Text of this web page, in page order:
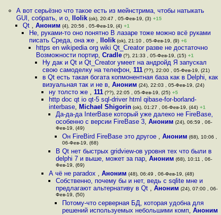
А вот серьёзно что такое есть из мейнстрима, чтобы натыкать
GUI, собрать, и о, llolik(ok), 20:47 , 05-Фев-19, (3) +15
Qt , Аноним (4), 20:56 , 05-Фев-19, (4) +1
Не, руками-то оно понятно В лазаре тоже можно всё руками
писать Среда, она же , llolik (ok), 21:10 , 05-Фев-19, (9) +6
https en wikipedia org wiki Qt_Creator разве не достаточно
Возможности портир, Cradle(?), 21:33 , 05-Фев-19, (15) +1
Ну дак и Qt и Qt_Creator умеет на андройд Я запускал
свою самоделку на телефон, 111(??), 22:00 , 05-Фев-19, (21)
в Qt есть такая богата копмонентная база как в Delphi, как
визуальная так и не в, Аноним (24), 22:03 , 05-Фев-19, (24)
ну толсто же ,111 (??), 22:05 , 05-Фев-19, (25) +5
http doc qt io qt-5 sql-driver html qibase-for-borland-
interbase, Michael Shigorin (ok), 01:27 , 06-Фев-19, (44) +1
Да-да-да InterBase который уже далеко не FireBase,
особенно с версии FireBase 3, Аноним (24), 06:59 , 06-
Фев-19, (49)
Он FireBird FireBase это другое , Аноним (68), 10:06 ,
06-Фев-19, (68)
В Qt нет быстрых gridview-ов уровня тех что были в
delphi 7 и выше, может за пар, Аноним (68), 10:11 , 06-
Фев-19, (69)
А чё не paradox ,Аноним (48), 06:49 , 06-Фев-19, (48)
Собственно, почему бы и нет, ведь с sqlite мне и
предлагают альтернативу в Qt , Аноним (24), 07:00 , 06-
Фев-19, (50)
Потому-что серверная БД, которая удобна для
решений используемых небольшими комп, Аноним